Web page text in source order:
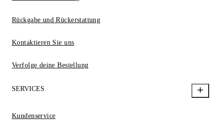
Rückgabe und Rückerstattung
Kontaktieren Sie uns
Verfolge deine Bestellung
SERVICES
Kundenservice